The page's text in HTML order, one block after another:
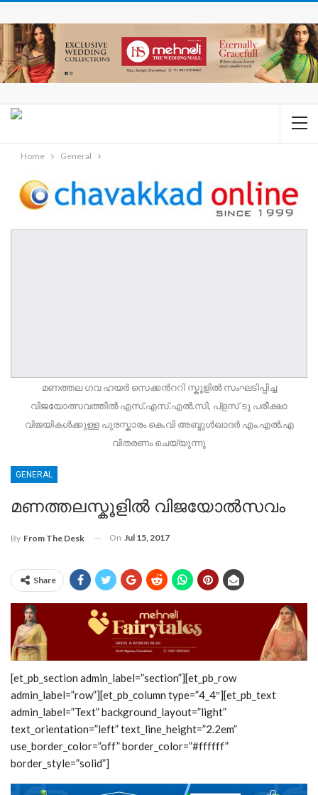
Home General
മണത്തല ഗവ ഹയർ സെക്കൻററി സ്കൂളിൽ സംഘടിപ്പിച്ച
വിജയോത്സവത്തിൽ എസ്.എസ്.എൽ.സി, പ്ളസ് ടു പരീക്ഷാ
വിജയികൾക്കുള്ള പുരസ്കാരം കെ.വി അബ്ദുൾഖാദർ എം.എൽ.എ
വിതരണം ചെയ്യുന്നു
GENERAL
മണത്തലസ്കൂളിൽ വിജയോൽസവം
By From The Desk On Jul 15, 2017
Share
[et_pb_section admin_label=”section”][et_pb_row
admin_label=”row”][et_pb_column type=”4_4″][et_pb_text
admin_label=”Text” background_layout=”light”
text_orientation=”left” text_line_height=”2.2em”
use_border_color=”off” border_color=”#ffffff”
border_style=”solid”]